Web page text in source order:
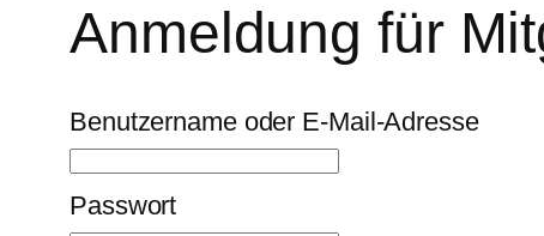
Anmeldung für
Benutzername oder E-Mail-Adresse
Passwort